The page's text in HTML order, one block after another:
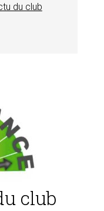
du club
club